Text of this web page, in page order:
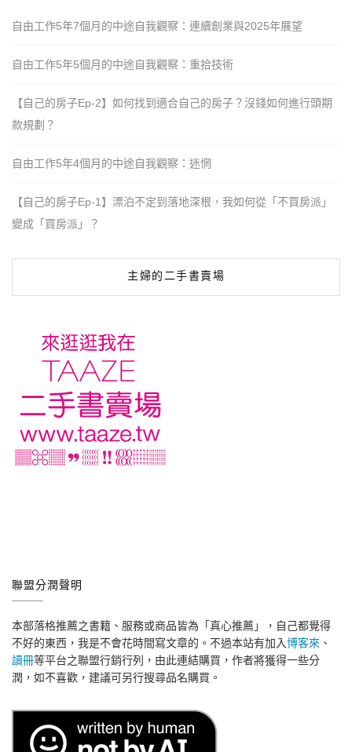
自由工作5年7個月的中途自我觀察：連續創業與2025年展望
自由工作5年5個月的中途自我觀察：重拾技術
【自己的房子Ep-2】如何找到適合自己的房子？沒錢如何進行頭期
款規劃？
自由工作5年4個月的中途自我觀察：迷惘
【自己的房子Ep-1】漂泊不定到落地深根，我如何從「不買房派」
變成「買房派」？
主婦的二手書賣場
聯盟分潤聲明
本部落格推薦之書籍、服務或商品皆為「真心推薦」，自己都覺得
不好的東西，我是不會花時間寫文章的。不過本站有加入博客來 、
讀冊等平台之聯盟行銷行列，由此連結購買，作者將獲得一些分
潤，如不喜歡，建議可另行搜尋品名購買。